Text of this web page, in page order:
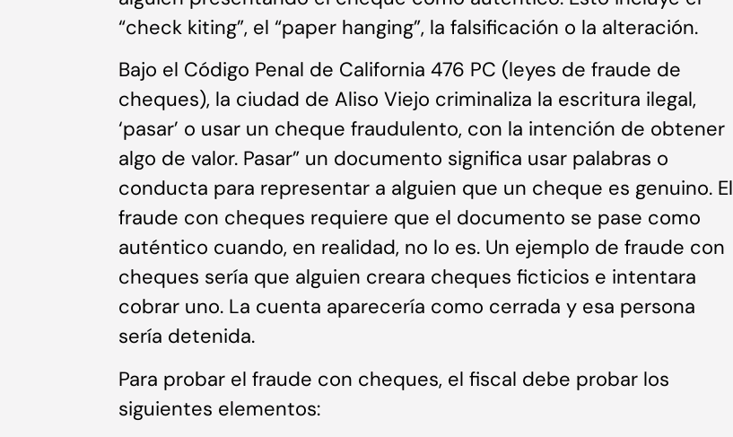
“check kiting”, el “paper hanging”, la falsificación o la alteración.
Bajo el Código Penal de California 476 PC (leyes de fraude de
cheques), la ciudad de Aliso Viejo criminaliza la escritura ilegal,
‘pasar’ o usar un cheque fraudulento, con la intención de obtener
algo de valor. Pasar” un documento significa usar palabras o
conducta para representar a alguien que un cheque es genuino. El
fraude con cheques requiere que el documento se pase como
auténtico cuando, en realidad, no lo es. Un ejemplo de fraude con
cheques sería que alguien creara cheques ficticios e intentara
cobrar uno. La cuenta aparecería como cerrada y esa persona
sería detenida.
Para probar el fraude con cheques, el fiscal debe probar los
siguientes elementos: